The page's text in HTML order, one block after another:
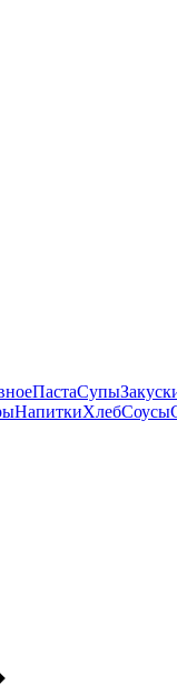
ПастаСупы
НапиткиХлебСоусы